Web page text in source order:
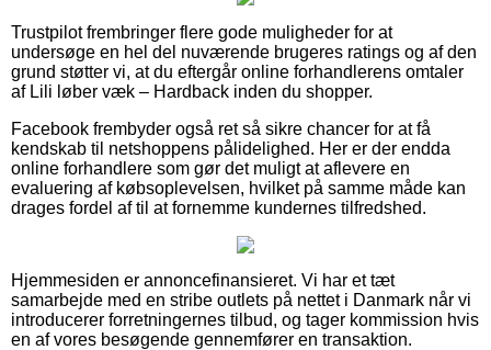
Trustpilot frembringer flere gode muligheder for at
undersøge en hel del nuværende brugeres ratings og af den
grund støtter vi, at du eftergår online forhandlerens omtaler
af Lili løber væk – Hardback inden du shopper.
Facebook frembyder også ret så sikre chancer for at få
kendskab til netshoppens pålidelighed. Her er der endda
online forhandlere som gør det muligt at aflevere en
evaluering af købsoplevelsen, hvilket på samme måde kan
drages fordel af til at fornemme kundernes tilfredshed.
Hjemmesiden er annoncefinansieret. Vi har et tæt
samarbejde med en stribe outlets på nettet i Danmark når vi
introducerer forretningernes tilbud, og tager kommission hvis
en af vores besøgende gennemfører en transaktion.